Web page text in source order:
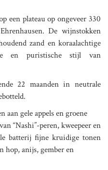
een plateau op ongeveer 330
De wijnstokken
zand en koraalachtige
en puristische stijl van
22 maanden in neutrale
aan gele appels en groene
“Nashi”-peren, kweepeer en
batterij fijne kruidige tonen
hop, anijs, gember en